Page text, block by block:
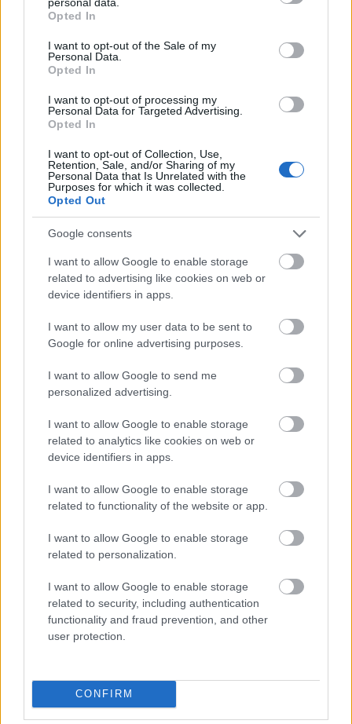
grant or deny consent to Google and its third-party tags to
use your data for below specified purposes in below Google
consent section.
Opted In
I want to opt-out of the Sale of my
Personal Data.
Opted In
I want to opt-out of processing my
Personal Data for Targeted Advertising.
Opted In
I want to opt-out of Collection, Use,
Retention, Sale, and/or Sharing of my
Personal Data that Is Unrelated with the
Purposes for which it was collected.
Opted Out
Google consents
I want to allow Google to enable storage
related to advertising like cookies on web or
device identifiers in apps.
I want to allow my user data to be sent to
Google for online advertising purposes.
I want to allow Google to send me
personalized advertising.
I want to allow Google to enable storage
related to analytics like cookies on web or
device identifiers in apps.
I want to allow Google to enable storage
related to functionality of the website or app.
I want to allow Google to enable storage
related to personalization.
I want to allow Google to enable storage
related to security, including authentication
functionality and fraud prevention, and other
user protection.
CONFIRM
Hogyan küzdenek a bankok a
pénzmosás ellen?
Céginfo | 2019.11.27 16:46
a Facebook a KickassTorrentset?
Tech | 2016.07.24 10:01
LEGFRISSEBB PCW
CÉGINFÓ HÍREK